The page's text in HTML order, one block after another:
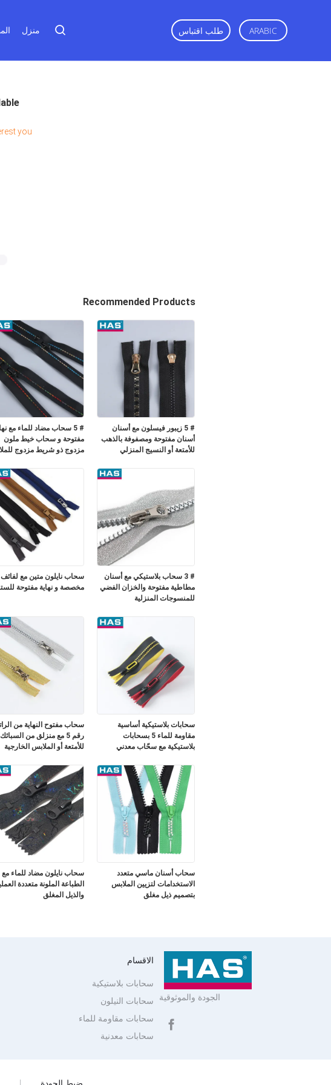
منزل طلب اقتباس ARABIC
you
Recommended Products
# 5 سحاب مضاد للماء مع
مفتوحة و سحاب خيط ملون
مزدوج ذو شريط مزدوج
# 5 زيبور فيسلون مع أسنان
أسنان مفتوحة ومصفوفة بالذهب
للأمتعة أو النسيج المنزلي
سحاب نايلون متين مع لفائف
مخصصة و نهاية مفتوحة
# 3 سحاب بلاستيكي مع أسنان
مطاطية مفتوحة والخزان الفضي
للمنسوجات المنزلية
سحاب مفتوح النهاية من
رقم 5 مع منزلق من السبائك
للأمتعة أو الملابس الخارجية
سحابات بلاستيكية أساسية
مقاومة للماء 5 بسحابات
بلاستيكية مع سحّاب معدني
سحاب نايلون مضاد للماء مع
الطباعة الملونة متعددة
والذيل المغلق
سحاب أسنان ماسي متعدد
الاستخدامات لتزيين الملابس
بتصميم ذيل مغلق
الجودة والموثوقية
الاقسام
سحابات معدنية
سحابات بلاستيكية
سحابات النيلون
سحابات مقاومة للماء